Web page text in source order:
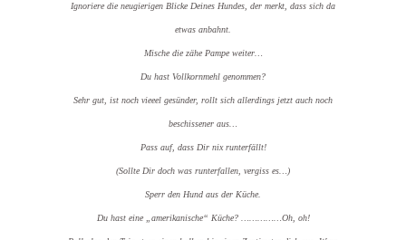
Ignoriere die neugierigen Blicke Deines Hundes, der merkt, dass sich da
etwas anbahnt.
Mische die zähe Pampe weiter…
Du hast Vollkornmehl genommen?
Sehr gut, ist noch vieeel gesünder, rollt sich allerdings jetzt auch noch
beschissener aus…
Pass auf, dass Dir nix runterfällt!
(Sollte Dir doch was runterfallen, vergiss es…)
Sperr den Hund aus der Küche.
Du hast eine „amerikanische“ Küche? ……………Oh, oh!